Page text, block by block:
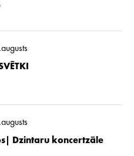
Dzintaru koncertzāle